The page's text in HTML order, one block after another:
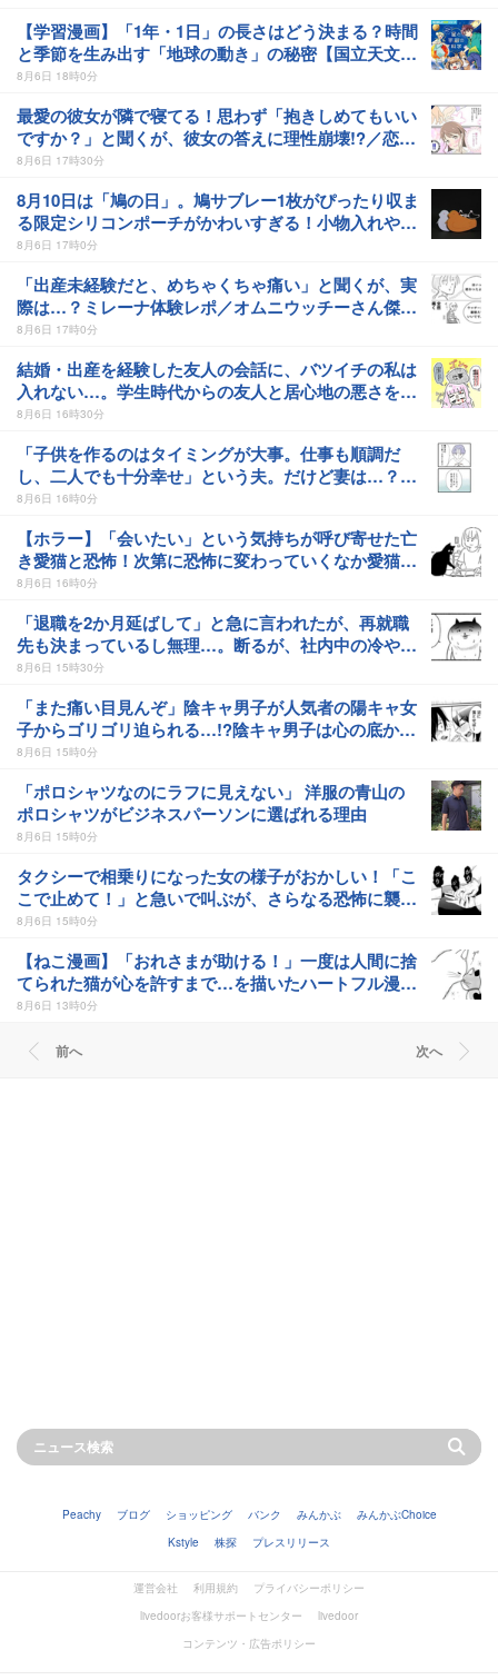
【学習漫画】「1年・1日」の長さはどう決まる？時間
と季節を生み出す「地球の動き」の秘密【国立天文台
に聞く】
8月6日 18時0分
最愛の彼女が隣で寝てる！思わず「抱きしめてもいい
ですか？」と聞くが、彼女の答えに理性崩壊!?／恋愛
経験ほぼゼロ！の僕がマッチングアプリで幸せを掴む
8月6日 17時30分
8月10日は「鳩の日」。鳩サブレー1枚がぴったり収ま
る限定シリコンポーチがかわいすぎる！小物入れやバ
ッグのワンポイントにも
8月6日 17時0分
「出産未経験だと、めちゃくちゃ痛い」と聞くが、実
際は…？ミレーナ体験レポ／オムニウッチーさん傑作
選
8月6日 17時0分
結婚・出産を経験した友人の会話に、バツイチの私は
入れない…。学生時代からの友人と居心地の悪さを感
じた瞬間／ゆき蔵さん傑作選
8月6日 16時30分
「子供を作るのはタイミングが大事。仕事も順調だ
し、二人でも十分幸せ」という夫。だけど妻は…？／
グラハム子さん傑作選
8月6日 16時0分
【ホラー】「会いたい」という気持ちが呼び寄せた亡
き愛猫と恐怖！次第に恐怖に変わっていくなか愛猫が
伝えたかった本当の想い【作者に聞く】
8月6日 16時0分
「退職を2か月延ばして」と急に言われたが、再就職
先も決まっているし無理…。断るが、社内中の冷やや
かな視線にメンタルは崩壊寸前／残業ねこ
8月6日 15時30分
「また痛い目見んぞ」陰キャ男子が人気者の陽キャ女
子からゴリゴリ迫られる…!?陰キャ男子は心の底から
「勘弁してくれよ…」【作者に訊く】
8月6日 15時0分
「ポロシャツなのにラフに見えない」 洋服の青山の
ポロシャツがビジネスパーソンに選ばれる理由
8月6日 15時0分
タクシーで相乗りになった女の様子がおかしい！「こ
こで止めて！」と急いで叫ぶが、さらなる恐怖に襲わ
れる…／三ノ輪ブン子さん傑作選
8月6日 15時0分
【ねこ漫画】「おれさまが助ける！」一度は人間に捨
てられた猫が心を許すまで…を描いたハートフル漫画
に「泣ける」の声!!【作者に聞く】
8月6日 13時0分
前へ 次へ
Peachy ブログ ショッピング バンク みんかぶ
みんかぶChoice
Kstyle
株探 プレスリリース
運営会社 利用規約
プライバシーポリシー
livedoorお客様サポートセンター
livedoor
コンテンツ・広告ポリシー